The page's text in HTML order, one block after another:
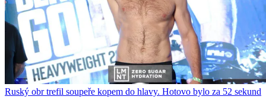
Ruský obr trefil soupeře kopem do hlavy. Hotovo bylo za 52 sekund